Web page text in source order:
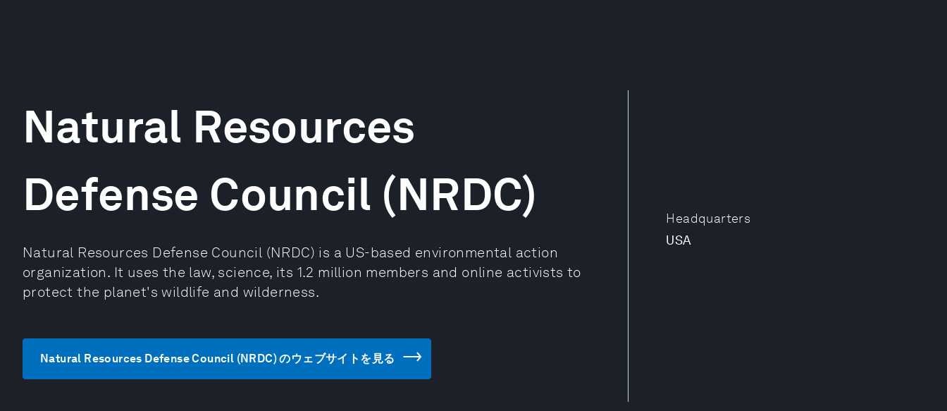
Headquarters
USA
Natural Resources
Defense Council (NRDC)
Natural Resources Defense Council (NRDC) is a US-based environmental action
organization. It uses the law, science, its 1.2 million members and online activists to
protect the planet's wildlife and wilderness.
Natural Resources Defense Council (NRDC) のウェブサイトを見る